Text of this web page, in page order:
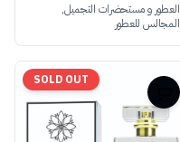
العطور و مستحضرات التجميل,
المجالس للعطور
SOLD OUT